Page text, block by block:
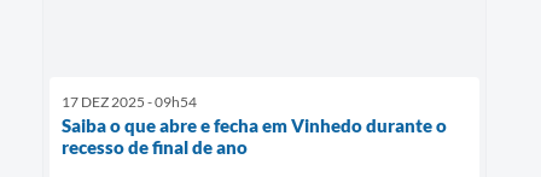
17 DEZ 2025 - 09h54
Saiba o que abre e fecha em Vinhedo durante o
recesso de final de ano